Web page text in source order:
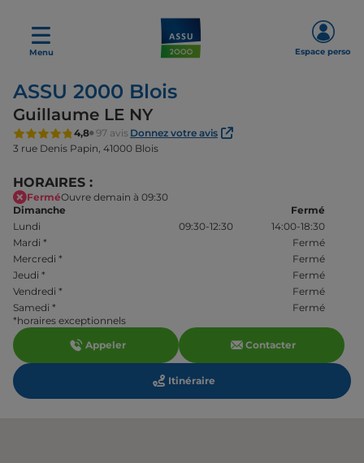
Menu Espace perso
ASSU 2000 Blois
Guillaume LE NY
4,8 97 avis Donnez votre avis
3 rue Denis Papin, 41000 Blois
HORAIRES :
FerméOuvre demain à 09:30
Dimanche
Fermé
Lundi
09:30-12:30
14:00-18:30
Mardi *
Fermé
Mercredi *
Fermé
Jeudi *
Fermé
Vendredi *
Fermé
Samedi *
Fermé
*horaires exceptionnels
Appeler
Contacter
Itinéraire